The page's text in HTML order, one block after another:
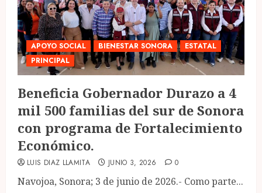
APOYO SOCIAL BIENESTAR SONORA
ESTATAL
PRINCIPAL
Beneficia Gobernador Durazo a 4
mil 500 familias del sur de Sonora
con programa de Fortalecimiento
Económico.
LUIS DIAZ LLAMITA JUNIO 3, 2026 0
Navojoa, Sonora; 3 de junio de 2026.- Como parte...